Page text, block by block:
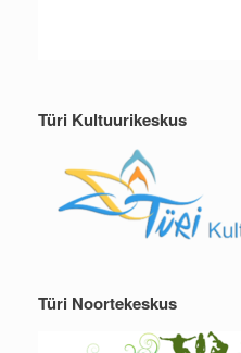
Türi Kultuurikeskus
Türi Noortekeskus